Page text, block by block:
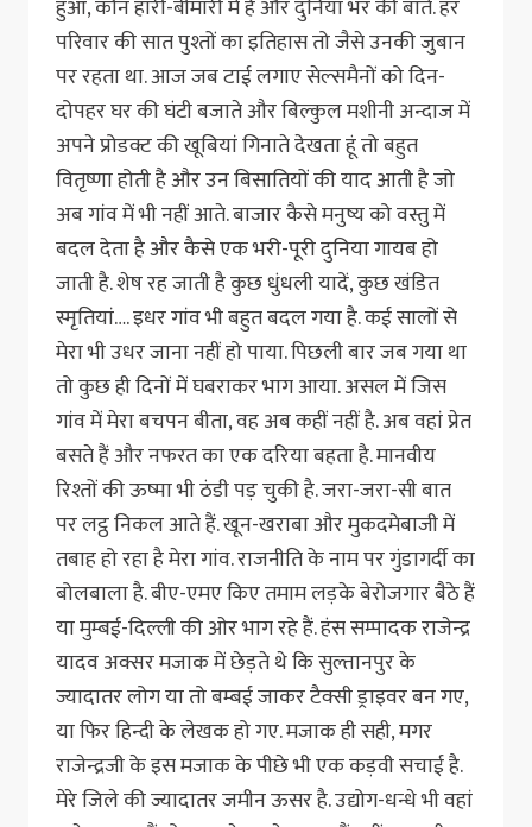
हुआ, कौन हारी-बीमारी में है और दुनिया भर की बातें. हर
परिवार की सात पुश्तों का इतिहास तो जैसे उनकी जुबान
पर रहता था. आज जब टाई लगाए सेल्समैनों को दिन-
दोपहर घर की घंटी बजाते और बिल्कुल मशीनी अन्दाज में
अपने प्रोडक्ट की खूबियां गिनाते देखता हूं तो बहुत
वितृष्णा होती है और उन बिसातियों की याद आती है जो
अब गांव में भी नहीं आते. बाजार कैसे मनुष्य को वस्तु में
बदल देता है और कैसे एक भरी-पूरी दुनिया गायब हो
जाती है. शेष रह जाती है कुछ धुंधली यादें, कुछ खंडित
स्मृतियां…. इधर गांव भी बहुत बदल गया है. कई सालों से
मेरा भी उधर जाना नहीं हो पाया. पिछली बार जब गया था
तो कुछ ही दिनों में घबराकर भाग आया. असल में जिस
गांव में मेरा बचपन बीता, वह अब कहीं नहीं है. अब वहां प्रेत
बसते हैं और नफरत का एक दरिया बहता है. मानवीय
रिश्तों की ऊष्मा भी ठंडी पड़ चुकी है. जरा-जरा-सी बात
पर लट्ठ निकल आते हैं. खून-खराबा और मुकदमेबाजी में
तबाह हो रहा है मेरा गांव. राजनीति के नाम पर गुंडागर्दी का
बोलबाला है. बीए-एमए किए तमाम लड़के बेरोजगार बैठे हैं
या मुम्बई-दिल्ली की ओर भाग रहे हैं. हंस सम्पादक राजेन्द्र
यादव अक्सर मजाक में छेड़ते थे कि सुल्तानपुर के
ज्यादातर लोग या तो बम्बई जाकर टैक्सी ड्राइवर बन गए,
या फिर हिन्दी के लेखक हो गए. मजाक ही सही, मगर
राजेन्द्रजी के इस मजाक के पीछे भी एक कड़वी सचाई है.
मेरे जिले की ज्यादातर जमीन ऊसर है. उद्योग-धन्धे भी वहां